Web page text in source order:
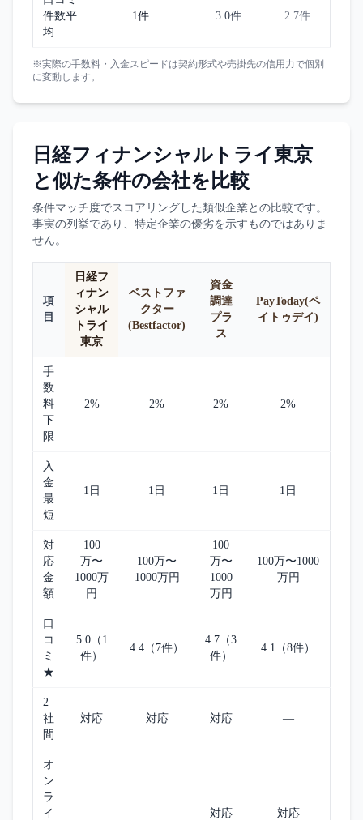
件数平
均
1件 3.0件 2.7件
※実際の手数料・入金スピードは契約形式や売掛先の信用力で個別
に変動します。
日経フィナンシャルトライ東京
と似た条件の会社を比較
条件マッチ度でスコアリングした類似企業との比較です。
事実の列挙であり、特定企業の優劣を示すものではありま
せん。
項
目
日経フ
ィナン
シャル
トライ
東京
ベストファ
クター
(Bestfactor)
資金
調達
プラ
ス
PayToday(ペ
イトゥデイ)
手
数
料
下
限
2% 2% 2% 2%
入
金
最
短
1日 1日 1日 1日
対
応
金
額
100
万〜
1000万
円
100万〜
1000万円
100
万〜
1000
万円
100万〜1000
万円
口
コ
ミ
★
5.0（1
件）
4.4（7件）
4.7（3
件）
4.1（8件）
2
社
間
対応 対応 対応 —
オ
ン
ラ
イ
— — 対応 対応